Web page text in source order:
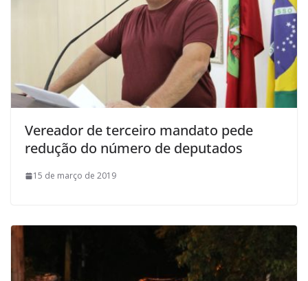
Vereador de terceiro mandato pede
redução do número de deputados
15 de março de 2019